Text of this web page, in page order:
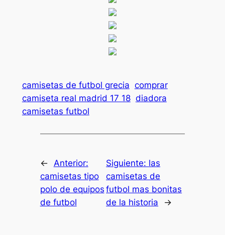
camisetas de futbol grecia comprar
camiseta real madrid 17 18 diadora
camisetas futbol
← Anterior:
camisetas tipo
polo de equipos
de futbol
Siguiente: las
camisetas de
futbol mas bonitas
de la historia
→